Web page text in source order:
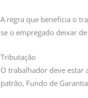
A regra que beneficia o
se o empregado deixar
Tributação
O trabalhador deve estar
patrão, Fundo de